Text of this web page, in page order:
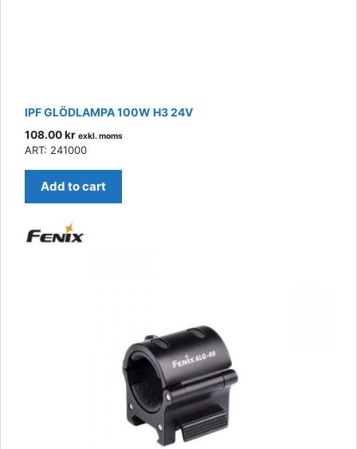
IPF GLÖDLAMPA 100W H3 24V
108.00kr exkl. moms
ART: 241000
Add to cart